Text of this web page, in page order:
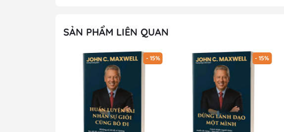
SẢN PHẨM LIÊN QUAN
- 15% - 15%